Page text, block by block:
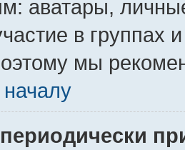
аватары,
в группах
мы